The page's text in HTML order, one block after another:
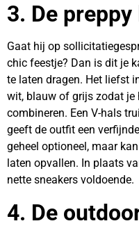
3. De
Gaat hij op
chic feestje? Dan is dit je
te laten dragen. Het liefst
wit, blauw of grijs zodat je
combineren. Een V-hals
geeft de outfit een
geheel optioneel, maar
laten opvallen. In plaats
nette sneakers voldoende.
4. De